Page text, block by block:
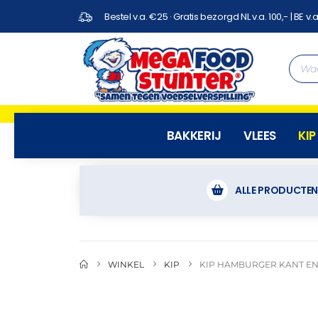
Bestel v.a. €25 · Gratis bezorgd NL v.a. 100,- | BE
BAKKERIJ VLEES KIP
ALLE PRODUCTEN
WINKEL KIP KIP HAMBURGER KANT